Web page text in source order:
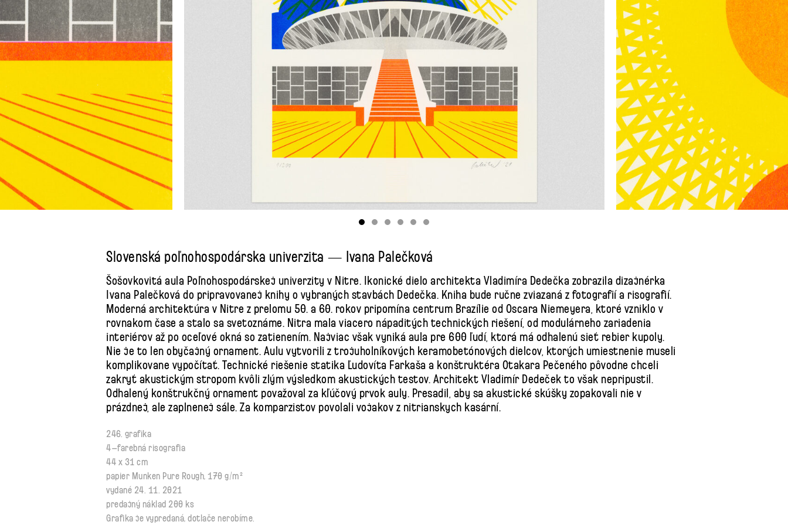
Slovenská poľnohospodárska univerzita — Ivana Palečková
Šošovkovitá aula Poľnohospodárskej univerzity v Nitre. Ikonické dielo architekta Vladimíra Dedečka zobrazila dizajnérka
Ivana Palečková do pripravovanej knihy o vybraných stavbách Dedečka. Kniha bude ručne zviazaná z fotografií a risografií.
Moderná architektúra v Nitre z prelomu 50. a 60. rokov pripomína centrum Brazílie od Oscara Niemeyera, ktoré vzniklo v
rovnakom čase a stalo sa svetoznáme. Nitra mala viacero nápaditých technických riešení, od modulárneho zariadenia
interiérov až po oceľové okná so zatienením. Najviac však vyniká aula pre 600 ľudí, ktorá má odhalenú sieť rebier kupoly.
Nie je to len obyčajný ornament. Aulu vytvorili z trojuholníkových keramobetónových dielcov, ktorých umiestnenie museli
komplikovane vypočítať. Technické riešenie statika Ľudovíta Farkaša a konštruktéra Otakara Pečeného pôvodne chceli
zakryť akustickým stropom kvôli zlým výsledkom akustických testov. Architekt Vladimír Dedeček to však nepripustil.
Odhalený konštrukčný ornament považoval za kľúčový prvok auly. Presadil, aby sa akustické skúšky zopakovali nie v
prázdnej, ale zaplnenej sále. Za komparzistov povolali vojakov z nitrianskych kasární.
246. grafika
4–farebná risografia
44 x 31 cm
papier Munken Pure Rough, 170 g/m²
vydané 24. 11. 2021
predajný náklad 200 ks
Grafika je vypredaná, dotlače nerobíme.